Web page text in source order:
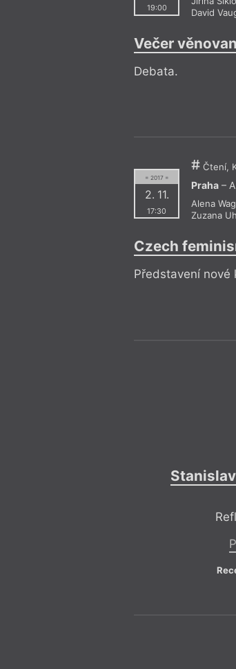
19:00
David
Večer
Debata.
= 2017 =
2. 11.
17:30
Čtení,
Praha –
Alena
Zuzana
Czech
Představení nové